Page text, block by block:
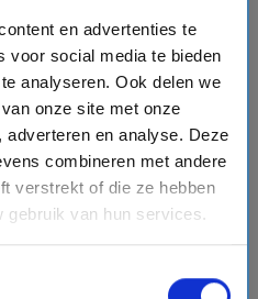
en advertenties te
voor social media te bieden
analyseren. Ook delen we
onze site met onze
en analyse. Deze
combineren met andere
verstrekt of die ze hebben
gebruik van hun services.
favorite
chevron_right
Zee cruise met de